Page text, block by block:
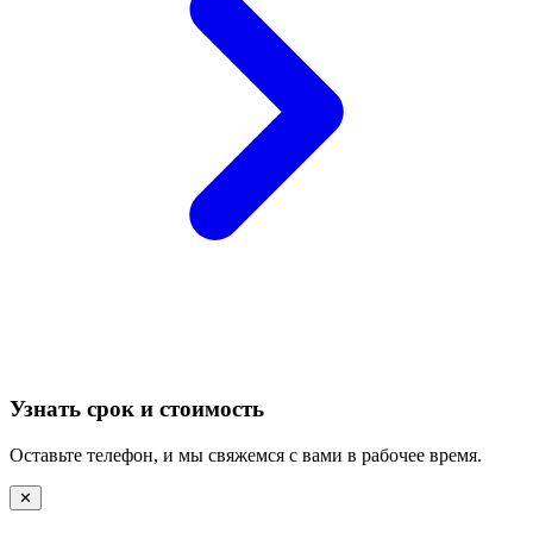
Узнать срок и стоимость
Оставьте телефон, и мы свяжемся с вами в рабочее время.
✕